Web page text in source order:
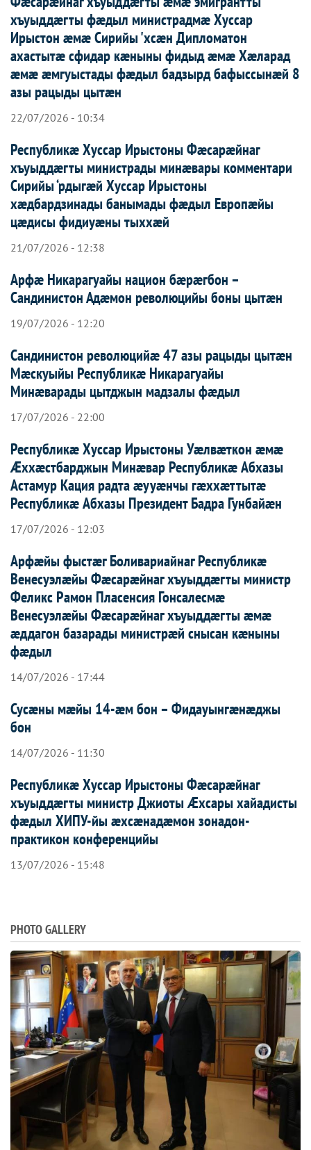
хъуыддæгты фæдыл министрадмæ Хуссар
Ирыстон æмæ Сирийы 'хсæн Дипломатон
ахастытæ сфидар кæныны фидыд æмæ Хæларад
æмæ æмгуыстады фæдыл бадзырд бафыссынæй 8
азы рацыды цытæн
22/07/2026 - 10:34
Республикæ Хуссар Ирыстоны Фæсарæйнаг
хъуыддæгты министрады минæвары комментари
Сирийы ‘рдыгæй Хуссар Ирыcтоны
хæдбардзинады банымады фæдыл Европæйы
цæдисы фидиуæны тыххæй
21/07/2026 - 12:38
Арфæ Никарагуайы национ бæрæгбон –
Сандинистон Адæмон революцийы боны цытæн
19/07/2026 - 12:20
Сандинистон революцийæ 47 азы рацыды цытæн
Мæскуыйы Республикæ Никарагуайы
Минæварады цытджын мадзалы фæдыл
17/07/2026 - 22:00
Республикæ Хуссар Ирыстоны Уæлвæткон æмæ
Æххæстбарджын Минæвар Республикæ Абхазы
Астамур Кация радта æууæнчы гæххæттытæ
Республикæ Абхазы Президент Бадра Гунбайæн
17/07/2026 - 12:03
Арфæйы фыстæг Боливариайнаг Республикæ
Венесуэлæйы Фæсарæйнаг хъуыддæгты министр
Феликс Рамон Пласенсия Гонсалесмæ
Венесуэлæйы Фæсарæйнаг хъуыддæгты æмæ
æддагон базарады министрæй снысан кæныны
фæдыл
14/07/2026 - 17:44
Сусæны мæйы 14-æм бон – Фидауынгæнæджы
бон
14/07/2026 - 11:30
Республикæ Хуссар Ирыстоны Фæсарæйнаг
хъуыддæгты министр Джиоты Æхсары хайадисты
фæдыл ХИПУ-йы æхсæнадæмон зонадон-
практикон конференцийы
13/07/2026 - 15:48
PHOTO GALLERY